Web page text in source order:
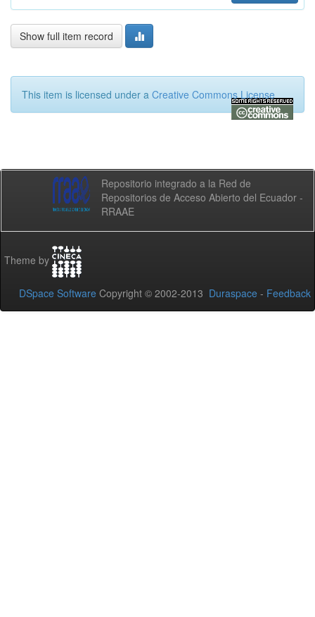
Show full item record
This item is licensed under a Creative Commons License
Repositorio integrado a la Red de
Repositorios de Acceso Abierto del Ecuador -
RRAAE
Theme by
DSpace Software Copyright © 2002-2013 Duraspace - Feedback